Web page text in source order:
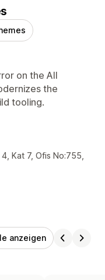
on the All
the
tooling.
Kat 7, Ofis No:755,
anzeigen